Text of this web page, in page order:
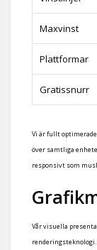
Maxvinst
Plattformar
Gratissnurr
Vi är fullt
över samtliga
responsivt som
Vår visuella